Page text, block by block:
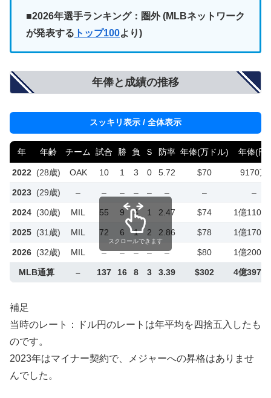
■2026年選手ランキング：圏外(MLBネットワーク
が発表する トップ100より)
年俸と成績の推移
スッキリ表示 / 全体表示
年 年齢 チーム 試合 勝 負 Ｓ 防率 年俸(万ドル) 年俸(円)
2022 (28歳) OAK 10 1 3 0 5.72 $70 9170万
2023 (29歳) – – – – – – – –
2024 (30歳) MIL 55 9 4 1 2.47 $74 1億1100
2025 (31歳) MIL 72 6 1 2 2.86 $78 1億1700
2026 (32歳) MIL – – – – – $80 1億2000
MLB通算 – 137 16 8 3 3.39 $302 4億3970
スクロールできます
補足
当時のレート：ドル円のレートは年平均を四捨五入したも
のです。
2023年はマイナー契約で、メジャーへの昇格はありませ
んでした。